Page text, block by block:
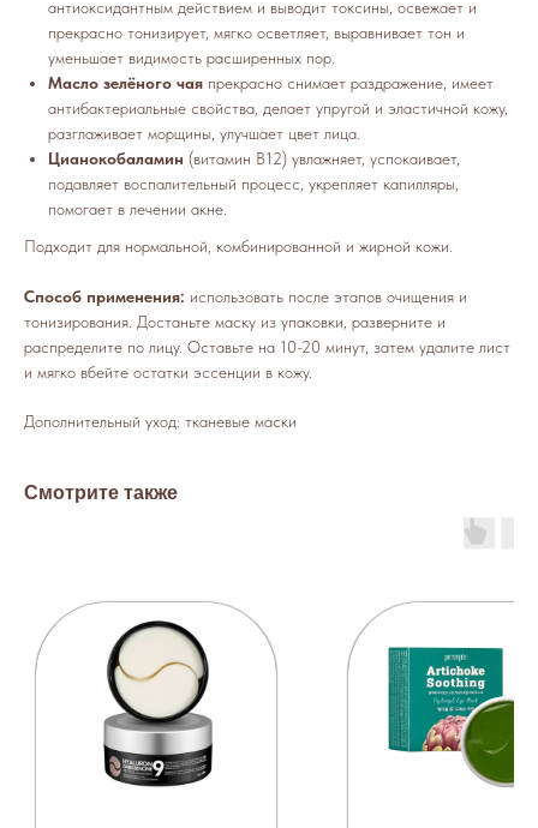
антиоксидантным действием и выводит токсины, освежает и
прекрасно тонизирует, мягко осветляет, выравнивает тон и
уменьшает видимость расширенных пор.
Масло зелёного чая прекрасно снимает раздражение, имеет
антибактериальные свойства, делает упругой и эластичной кожу,
разглаживает морщины, улучшает цвет лица.
Цианокобаламин (витамин B12) увлажняет, успокаивает,
подавляет воспалительный процесс, укрепляет капилляры,
помогает в лечении акне.
Подходит для нормальной, комбинированной и жирной кожи.
Способ применения: использовать после этапов очищения и
тонизирования. Достаньте маску из упаковки, разверните и
распределите по лицу. Оставьте на 10-20 минут, затем удалите лист
и мягко вбейте остатки эссенции в кожу.
Дополнительный уход: тканевые маски
Смотрите также